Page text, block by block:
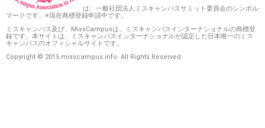
は、一般社団法人ミスキャンパスサミット委員会のシンボル
マークです。※現在商標登録申請中です。
ミスキャンパス及び、MissCampusは、ミスキャンパスインターナショナルの商標登
録です。本サイトは、ミスキャンパスインターナショナルが認定した日本唯一のミス
キャンパスのオフィシャルサイトです。
Copyright © 2015 misscampus.info. All Rights Reserved